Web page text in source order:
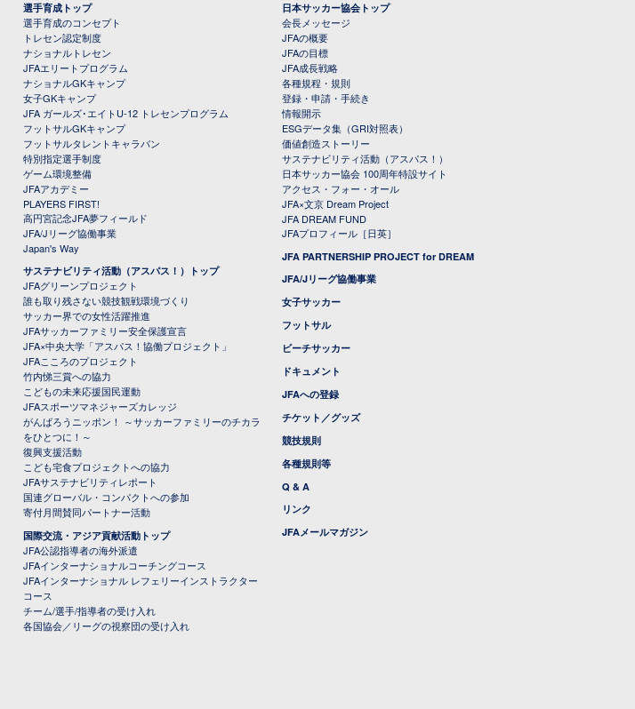
選手育成トップ
選手育成のコンセプト
トレセン認定制度
ナショナルトレセン
JFAエリートプログラム
ナショナルGKキャンプ
女子GKキャンプ
JFA ガールズ･エイトU-12 トレセンプログラム
フットサルGKキャンプ
フットサルタレントキャラバン
特別指定選手制度
ゲーム環境整備
JFAアカデミー
PLAYERS FIRST!
高円宮記念JFA夢フィールド
JFA/Jリーグ協働事業
Japan's Way
サステナビリティ活動（アスパス！）トップ
JFAグリーンプロジェクト
誰も取り残さない競技観戦環境づくり
サッカー界での女性活躍推進
JFAサッカーファミリー安全保護宣言
JFA×中央大学「アスパス！協働プロジェクト」
JFAこころのプロジェクト
竹内悌三賞への協力
こどもの未来応援国民運動
JFAスポーツマネジャーズカレッジ
がんばろうニッポン！ ～サッカーファミリーのチカラ
をひとつに！～
復興支援活動
こども宅食プロジェクトへの協力
JFAサステナビリティレポート
国連グローバル・コンパクトへの参加
寄付月間賛同パートナー活動
国際交流・アジア貢献活動トップ
JFA公認指導者の海外派遣
JFAインターナショナルコーチングコース
JFAインターナショナル レフェリーインストラクター
コース
チーム/選手/指導者の受け入れ
各国協会／リーグの視察団の受け入れ
日本サッカー協会トップ
会長メッセージ
JFAの概要
JFAの目標
JFA成長戦略
各種規程・規則
登録・申請・手続き
情報開示
ESGデータ集（GRI対照表）
価値創造ストーリー
サステナビリティ活動（アスパス！）
日本サッカー協会 100周年特設サイト
アクセス・フォー・オール
JFA×文京 Dream Project
JFA DREAM FUND
JFAプロフィール［日英］
JFA PARTNERSHIP PROJECT for DREAM
JFA/Jリーグ協働事業
女子サッカー
フットサル
ビーチサッカー
ドキュメント
JFAへの登録
チケット／グッズ
競技規則
各種規則等
Q & A
リンク
JFAメールマガジン